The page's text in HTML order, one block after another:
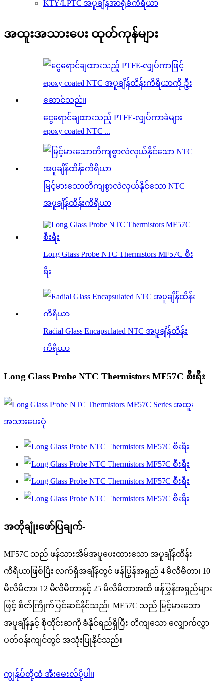
KTY/LPTC အပူချိန်အာရုံခံကိရိယာ
အထူးအသားပေး ထုတ်ကုန်များ
ငွေရောင်ချထားသည့် PTFE-လျှပ်ကာခဲများ
epoxy coated NTC ...
မြင့်မားသောတိကျစွာလဲလှယ်နိုင်သော NTC
အပူချိန်ထိန်းကိရိယာ
Long Glass Probe NTC Thermistors MF57C စီး
ရီး
Radial Glass Encapsulated NTC အပူချိန်ထိန်း
ကိရိယာ
Long Glass Probe NTC Thermistors MF57C စီးရီး
အတိုချုံးဖော်ပြချက်-
MF57C သည် ဖန်သားအိမ်အပူပေးထားသော အပူချိန်ထိန်း
ကိရိယာဖြစ်ပြီး လက်ရှိအချိန်တွင် ဖန်ပြွန်အရှည် 4 မီလီမီတာ၊ 10
မီလီမီတာ၊ 12 မီလီမီတာနှင့် 25 မီလီမီတာအထိ ဖန်ပြွန်အရှည်များ
ဖြင့် စိတ်ကြိုက်ပြင်ဆင်နိုင်သည်။ MF57C သည် မြင့်မားသော
အပူချိန်နှင့် စိုထိုင်းဆကို ခံနိုင်ရည်ရှိပြီး တိကျသော လျှောက်လွှာ
ပတ်ဝန်းကျင်တွင် အသုံးပြုနိုင်သည်။
ကျွန်ုပ်တို့ထံ အီးမေးလ်ပို့ပါ။